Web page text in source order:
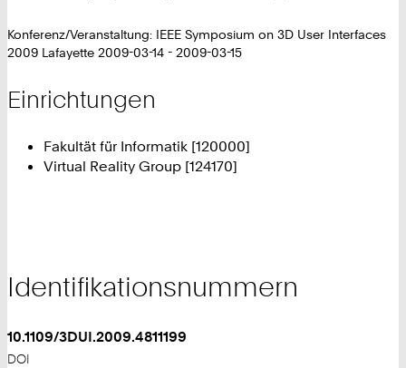
Konferenz/Veranstaltung: IEEE Symposium on 3D User Interfaces
2009 Lafayette 2009-03-14 - 2009-03-15
Einrichtungen
Fakultät für Informatik [120000]
Virtual Reality Group [124170]
Identifikationsnummern
10.1109/3DUI.2009.4811199
DOI